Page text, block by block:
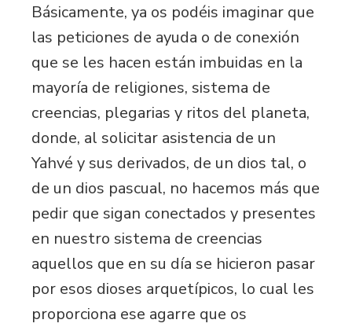
Básicamente, ya os podéis imaginar que
las peticiones de ayuda o de conexión
que se les hacen están imbuidas en la
mayoría de religiones, sistema de
creencias, plegarias y ritos del planeta,
donde, al solicitar asistencia de un
Yahvé y sus derivados, de un dios tal, o
de un dios pascual, no hacemos más que
pedir que sigan conectados y presentes
en nuestro sistema de creencias
aquellos que en su día se hicieron pasar
por esos dioses arquetípicos, lo cual les
proporciona ese agarre que os